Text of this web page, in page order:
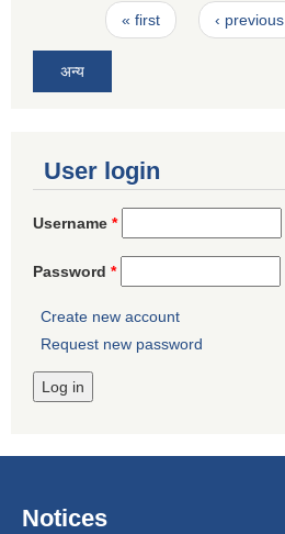
Pages« first ‹ previous
अन्य
User login
Username *
Password *
Create new account
Request new password
Notices